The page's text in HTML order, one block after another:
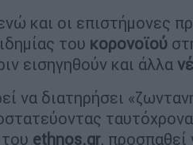
και οι επιστήμονες
του κορονοϊού
εισηγηθούν και άλλα
να διατηρήσει
ethnos.gr, προσπαθεί